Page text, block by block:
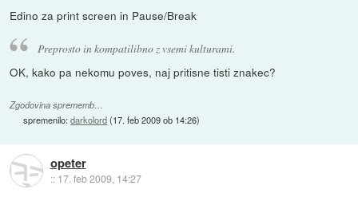
Edino za print screen in Pause/Break
Preprosto in kompatilibno z vsemi kulturami.
OK, kako pa nekomu poves, naj pritisne tisti znakec?
Zgodovina sprememb…
spremenilo:darkolord(17. feb 2009 ob 14:26)
opeter
:: 17. feb 2009, 14:27